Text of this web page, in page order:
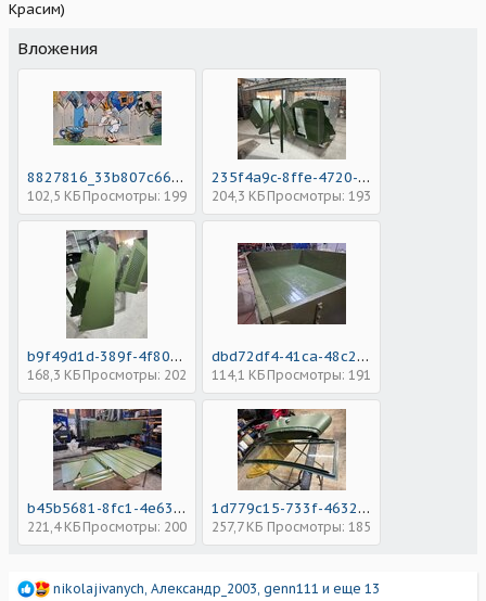
Красим)
Вложения
8827816_33b807c669733712facdd34ead4204a8 (1).jpg
102,5 КБ Просмотры: 199
235f4a9c-8ffe-4720-9514-d6c771e6ea4a.jpeg
204,3 КБ Просмотры: 193
b9f49d1d-389f-4f80-837e-b491ea732111.jpeg
168,3 КБ Просмотры: 202
dbd72df4-41ca-48c2-8598-cc1d7a60763b.jpeg
114,1 КБ Просмотры: 191
b45b5681-8fc1-4e63-afdf-3de6956ca0e0.jpeg
221,4 КБ Просмотры: 200
1d779c15-733f-4632-a574-68785e497cc0.jpeg
257,7 КБ Просмотры: 185
Р
nikolajivanych Александр_2003 genn111 и еще 13